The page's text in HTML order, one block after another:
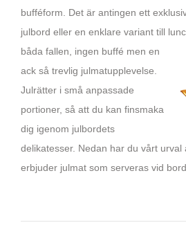
bufféform. Det är antingen ett
julbord eller en enklare variant till
båda fallen, ingen buffé men en
ack så trevlig julmatupplevelse.
Julrätter i små anpassade
portioner, så att du kan finsmaka
dig igenom julbordets
delikatesser. Nedan har du vårt urval
erbjuder julmat som serveras vid